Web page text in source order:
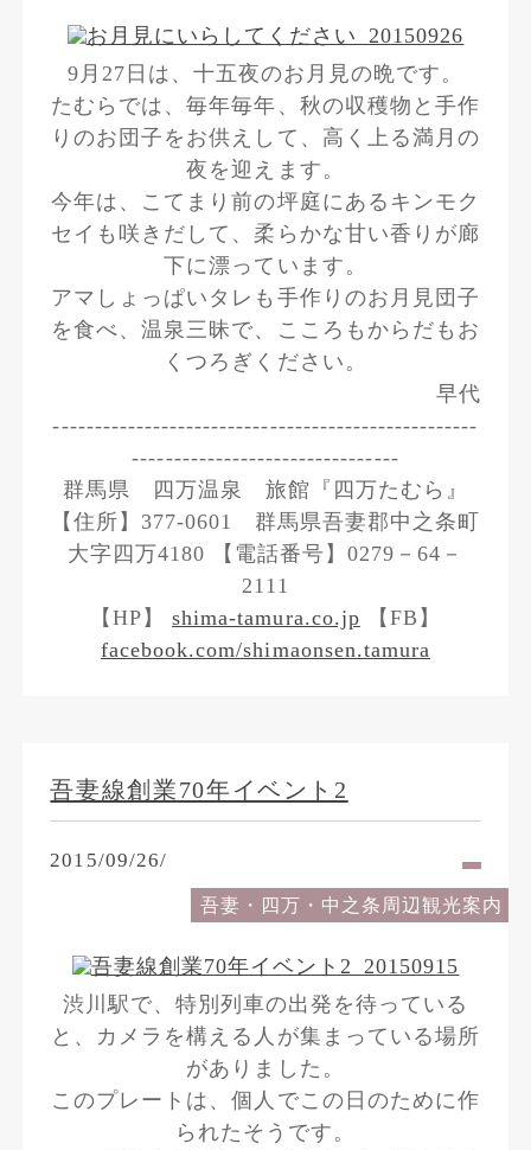
9月27日は、十五夜のお月見の晩です。
たむらでは、毎年毎年、秋の収穫物と手作
りのお団子をお供えして、高く上る満月の
夜を迎えます。
今年は、こてまり前の坪庭にあるキンモク
セイも咲きだして、柔らかな甘い香りが廊
下に漂っています。
アマしょっぱいタレも手作りのお月見団子
を食べ、温泉三昧で、こころもからだもお
くつろぎください。
早代
---------------------------------------------------
--------------------------------
群馬県 四万温泉 旅館『四万たむら』
【住所】377-0601 群馬県吾妻郡中之条町
大字四万4180 【電話番号】0279－64－
2111
【HP】shima-tamura.co.jp 【FB】
facebook.com/shimaonsen.tamura
吾妻線創業70年イベント2
2015/09/26/
吾妻・四万・中之条周辺観光案内
渋川駅で、特別列車の出発を待っている
と、カメラを構える人が集まっている場所
がありました。
このプレートは、個人でこの日のために作
られたそうです。